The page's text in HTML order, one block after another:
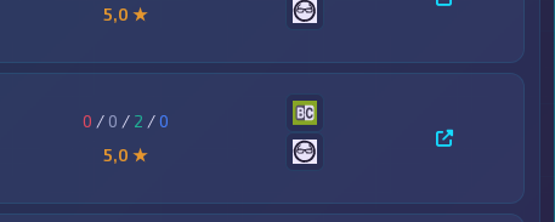
5,0 ★
0 / 0 / 2 /0
5,0 ★